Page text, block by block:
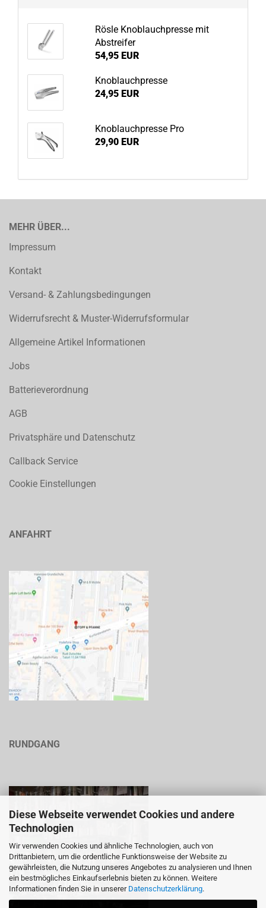
Diese Webseite verwendet Cookies und andere
Technologien
Wir verwenden Cookies und ähnliche Technologien, auch von
Drittanbietern, um die ordentliche Funktionsweise der Website zu
gewährleisten, die Nutzung unseres Angebotes zu analysieren und Ihnen
ein bestmögliches Einkaufserlebnis bieten zu können. Weitere
Informationen finden Sie in unserer Datenschutzerklärung.
Rösle Knoblauchpresse mit
Abstreifer
54,95 EUR
Knoblauchpresse
24,95 EUR
Knoblauchpresse Pro
29,90 EUR
MEHR ÜBER...
Impressum
Kontakt
Versand- & Zahlungsbedingungen
Widerrufsrecht & Muster-Widerrufsformular
Allgemeine Artikel Informationen
Jobs
Batterieverordnung
AGB
Privatsphäre und Datenschutz
Callback Service
Cookie Einstellungen
ANFAHRT
RUNDGANG